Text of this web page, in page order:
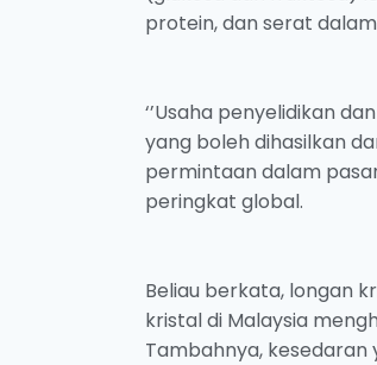
protein, dan serat
‘’Usaha penyelidikan
yang boleh dihasilkan
permintaan dalam
peringkat global.
Beliau berkata, longan
kristal di Malaysia
Tambahnya,